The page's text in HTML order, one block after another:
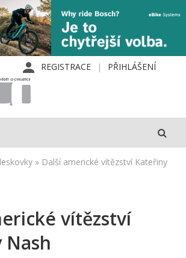
REGISTRACE PŘIHLÁŠENÍ
» Další americké vítězství Kateřiny
vítězství